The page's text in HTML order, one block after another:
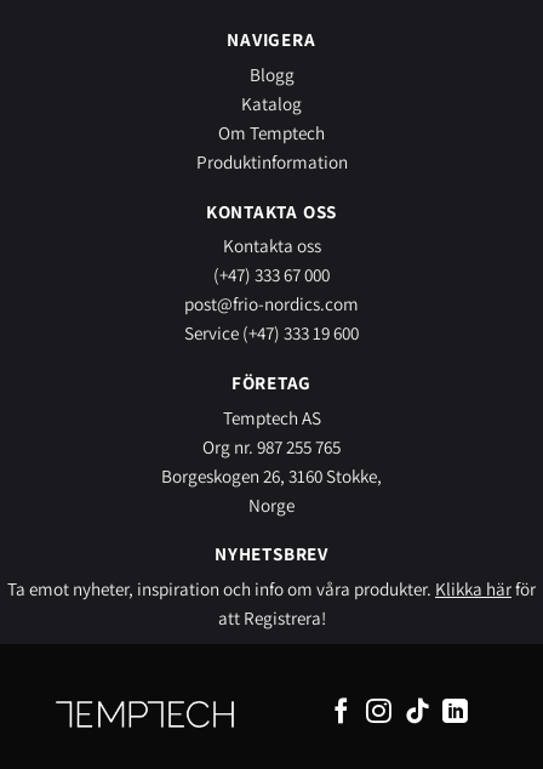
NAVIGERA
Blogg
Katalog
Om Temptech
Produktinformation
KONTAKTA OSS
Kontakta oss
(+47) 333 67 000
post@frio-nordics.com
Service (+47) 333 19 600
FÖRETAG
Temptech AS
Org nr. 987 255 765
Borgeskogen 26, 3160 Stokke,
Norge
NYHETSBREV
Ta emot nyheter, inspiration och info om våra produkter. Klikka härför
att Registrera!